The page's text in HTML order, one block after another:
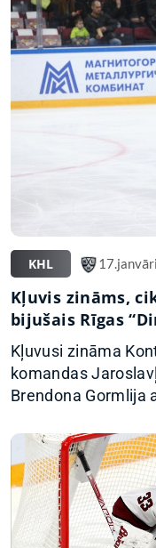
KHL
Kļuvis zināms,
bijušais Rīgas
Kļuvusi zināma
komandas
Brendona Gormlija